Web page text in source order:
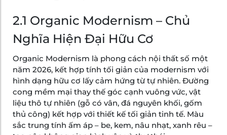
2.1 Organic Modernism – Chủ
Nghĩa Hiện Đại Hữu Cơ
Organic Modernism là phong cách nội thất số một
năm 2026, kết hợp tính tối giản của modernism với
hình dạng hữu cơ lấy cảm hứng từ tự nhiên. Đường
cong mềm mại thay thế góc cạnh vuông vức, vật
liệu thô tự nhiên (gỗ có vân, đá nguyên khối, gốm
thủ công) kết hợp với thiết kế tối giản tinh tế. Màu
sắc trung tính ấm áp – be, kem, nâu nhạt, xanh rêu –